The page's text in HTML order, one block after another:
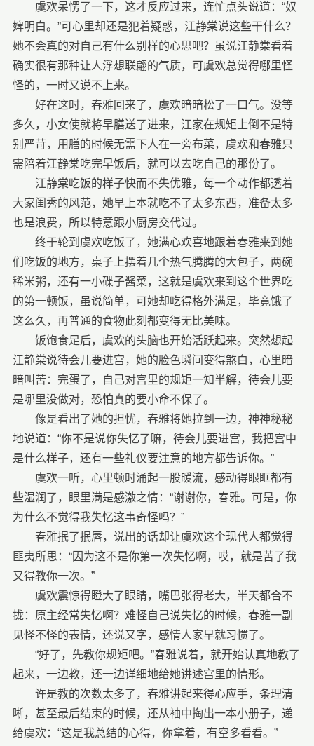
虞欢呆愣了一下，这才反应过来，连忙点头说道：“奴
婢明白。”可心里却还是犯着疑惑，江静棠说这些干什么？
她不会真的对自己有什么别样的心思吧？虽说江静棠看着
确实很有那种让人浮想联翩的气质，可虞欢总觉得哪里怪
怪的，一时又说不上来。
好在这时，春雅回来了，虞欢暗暗松了一口气。没等
多久，小女使就将早膳送了进来，江家在规矩上倒不是特
别严苛，用膳的时候无需下人在一旁布菜，虞欢和春雅只
需陪着江静棠吃完早饭后，就可以去吃自己的那份了。
江静棠吃饭的样子快而不失优雅，每一个动作都透着
大家闺秀的风范，她早上本就吃不了太多东西，准备太多
也是浪费，所以特意跟小厨房交代过。
终于轮到虞欢吃饭了，她满心欢喜地跟着春雅来到她
们吃饭的地方，桌子上摆着几个热气腾腾的大包子，两碗
稀米粥，还有一小碟子酱菜，这就是虞欢来到这个世界吃
的第一顿饭，虽说简单，可她却吃得格外满足，毕竟饿了
这么久，再普通的食物此刻都变得无比美味。
饭饱食足后，虞欢的头脑也开始活跃起来。突然想起
江静棠说待会儿要进宫，她的脸色瞬间变得煞白，心里暗
暗叫苦：完蛋了，自己对宫里的规矩一知半解，待会儿要
是哪里没做对，恐怕真的要小命不保了。
像是看出了她的担忧，春雅将她拉到一边，神神秘秘
地说道：“你不是说你失忆了嘛，待会儿要进宫，我把宫中
是什么样子，还有一些礼仪要注意的地方都告诉你。”
虞欢一听，心里顿时涌起一股暖流，感动得眼眶都有
些湿润了，眼里满是感激之情：“谢谢你，春雅。可是，你
为什么不觉得我失忆这事奇怪吗？”
春雅抿了抿唇，说出的话却让虞欢这个现代人都觉得
匪夷所思：“因为这不是你第一次失忆啊，哎，就是苦了我
又得教你一次。”
虞欢震惊得瞪大了眼睛，嘴巴张得老大，半天都合不
拢：原主经常失忆啊？难怪自己说失忆的时候，春雅一副
见怪不怪的表情，还说又字，感情人家早就习惯了。
“好了，先教你规矩吧。”春雅说着，就开始认真地教了
起来，一边教，还一边详细地给她讲述宫里的情形。
许是教的次数太多了，春雅讲起来得心应手，条理清
晰，甚至最后结束的时候，还从袖中掏出一本小册子，递
给虞欢：“这是我总结的心得，你拿着，有空多看看。”